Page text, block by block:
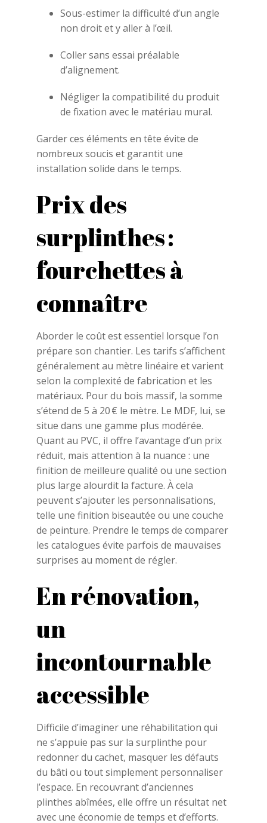
Sous-estimer la difficulté d’un angle
non droit et y aller à l’œil.
Coller sans essai préalable
d’alignement.
Négliger la compatibilité du produit
de fixation avec le matériau mural.
Garder ces éléments en tête évite de
nombreux soucis et garantit une
installation solide dans le temps.
Prix des
surplinthes :
fourchettes à
connaître
Aborder le coût est essentiel lorsque l’on
prépare son chantier. Les tarifs s’affichent
généralement au mètre linéaire et varient
selon la complexité de fabrication et les
matériaux. Pour du bois massif, la somme
s’étend de 5 à 20 € le mètre. Le MDF, lui, se
situe dans une gamme plus modérée.
Quant au PVC, il offre l’avantage d’un prix
réduit, mais attention à la nuance : une
finition de meilleure qualité ou une section
plus large alourdit la facture. À cela
peuvent s’ajouter les personnalisations,
telle une finition biseautée ou une couche
de peinture. Prendre le temps de comparer
les catalogues évite parfois de mauvaises
surprises au moment de régler.
En rénovation,
un
incontournable
accessible
Difficile d’imaginer une réhabilitation qui
ne s’appuie pas sur la surplinthe pour
redonner du cachet, masquer les défauts
du bâti ou tout simplement personnaliser
l’espace. En recouvrant d’anciennes
plinthes abîmées, elle offre un résultat net
avec une économie de temps et d’efforts.